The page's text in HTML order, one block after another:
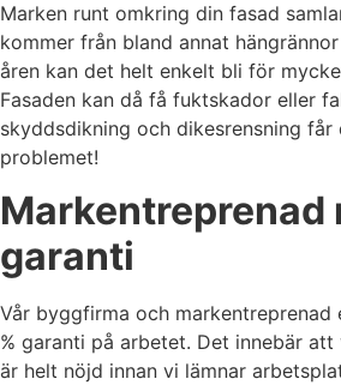
Marken runt omkring din fasad
kommer från bland annat
åren kan det helt enkelt bli för
Fasaden kan då få fuktskador eller
skyddsdikning och dikesrensning får
problemet!
Markentreprenad
garanti
Vår byggfirma och markentreprenad
% garanti på arbetet. Det innebär
är helt nöjd innan vi lämnar